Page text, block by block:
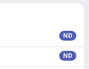
ND
ND